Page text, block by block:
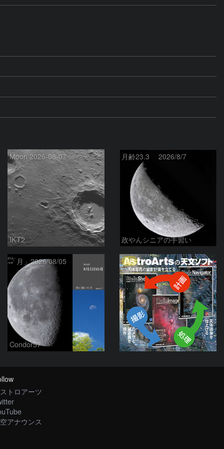
Moon 2026-08-07
IKT2
月齢23.3 2026/8/7
政やんシニアの手習い
「月」2026/08/05
Condor57
PR
トロアーツ
アナウンス